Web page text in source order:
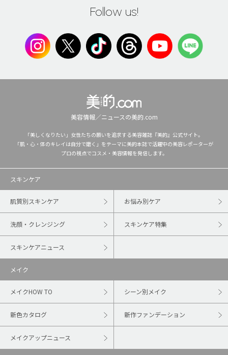
Follow us!
美容情報／ニュースの美的.com
「美しくなりたい」女性たちの願いを追求する美容雑誌『美的』公式サイト。
「肌・心・体のキレイは自分で磨く」をテーマに美的本誌で活躍中の美容レポーターが
プロの視点でコスメ・美容情報を発信します。
スキンケア
肌質別スキンケア お悩み別ケア
洗顔・クレンジング スキンケア特集
スキンケアニュース
メイク
メイクHOW TO シーン別メイク
新色カタログ 新作ファンデーション
メイクアップニュース